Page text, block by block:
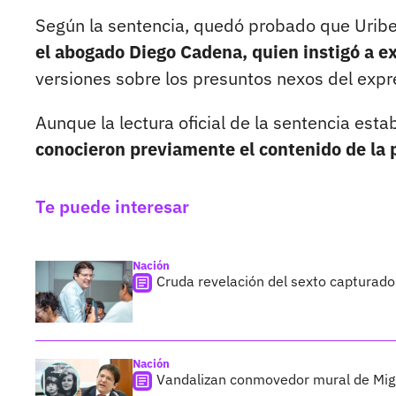
Según la sentencia, quedó probado que
el abogado Diego Cadena, quien instigó a
versiones sobre los presuntos nexos del
Aunque la lectura oficial de la sentencia
conocieron previamente el contenido de la
Te puede interesar
Nación
Cruda revelación del sexto
Nación
Vandalizan conmovedor mural de